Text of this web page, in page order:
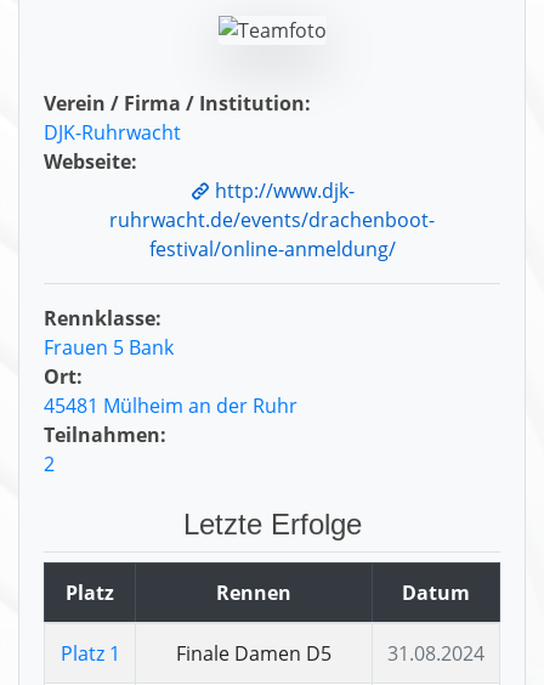
Verein / Firma / Institution:
DJK-Ruhrwacht
Webseite:
http://www.djk-
ruhrwacht.de/events/drachenboot-
festival/online-anmeldung/
Rennklasse:
Frauen 5 Bank
Ort:
45481 Mülheim an der Ruhr
Teilnahmen:
2
Letzte Erfolge
Platz Rennen Datum
Platz 1 Finale Damen D5 31.08.2024